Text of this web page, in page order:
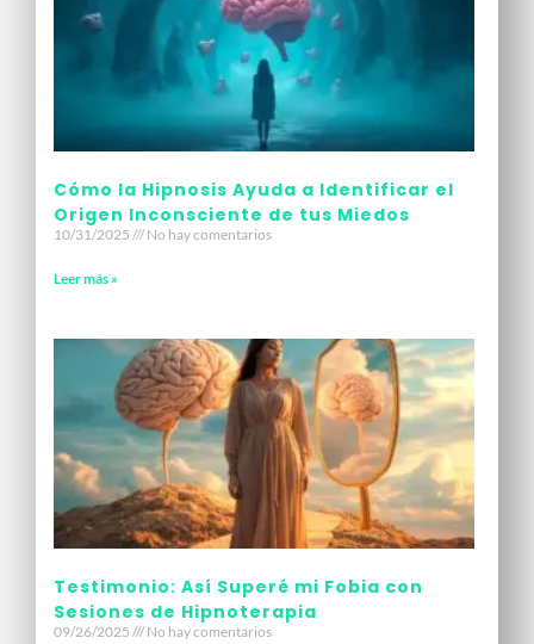
Cómo la Hipnosis Ayuda a Identificar el
Origen Inconsciente de tus Miedos
10/31/2025 No hay comentarios
Leer más »
Testimonio: Así Superé mi Fobia con
Sesiones de Hipnoterapia
09/26/2025 No hay comentarios